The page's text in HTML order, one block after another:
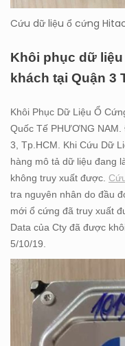
Cứu dữ liệu ổ cứng
Khôi phục dữ
khách tại Quận 3
Khôi Phục Dữ Liệu Ổ
Quốc Tế PHƯƠNG
3, Tp.HCM. Khi Cứu Dữ
hàng mô tả dữ liệu đang
không truy xuất được.
tra nguyên nhân do đầu
mới ổ cứng đã truy xuất
Data của Cty đã được
5/10/19.